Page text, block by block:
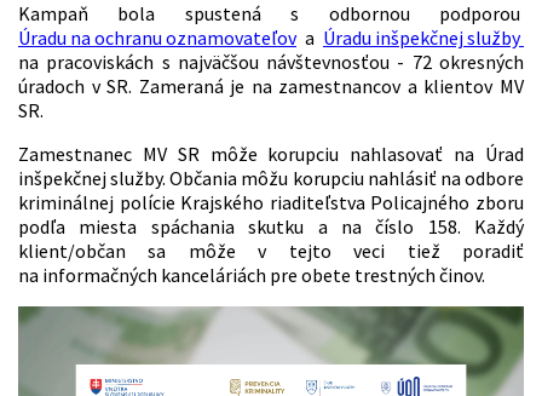
Kampaň bola spustená s odbornou podporou
Úradu na ochranu oznamovateľova Úradu inšpekčnej služby
na pracoviskách s najväčšou návštevnosťou - 72 okresných
úradoch v SR. Zameraná je na zamestnancov a klientov MV
SR.
Zamestnanec MV SR môže korupciu nahlasovať na Úrad
inšpekčnej služby. Občania môžu korupciu nahlásiť na odbore
kriminálnej polície Krajského riaditeľstva Policajného zboru
podľa miesta spáchania skutku a na číslo 158. Každý
klient/občan sa môže v tejto veci tiež poradiť
na informačných kanceláriách pre obete trestných činov.